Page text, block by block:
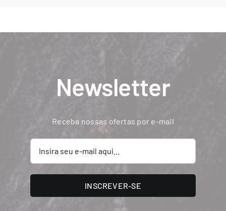
Newsletter
Receba nossas ofertas por e-mail
INSCREVER-SE